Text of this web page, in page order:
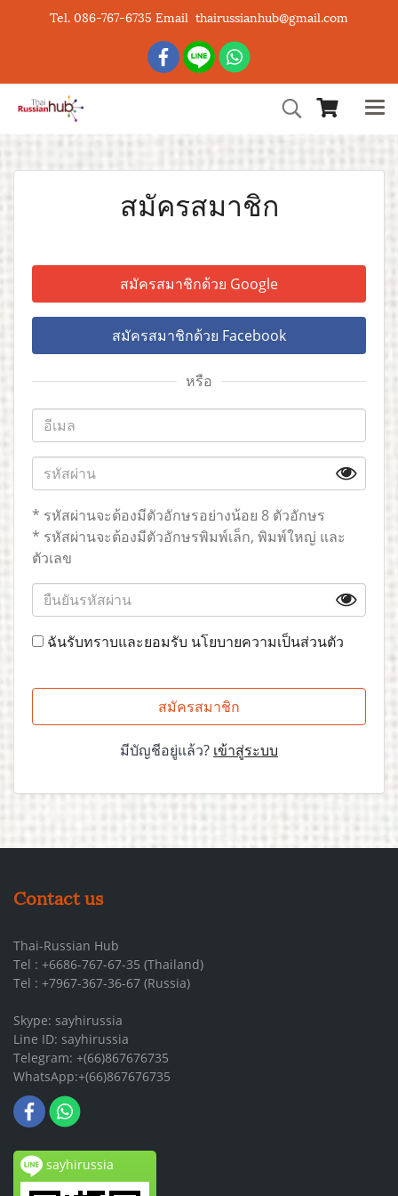
Tel. 086-767-6735 Email thairussianhub@gmail.com
สมัครสมาชิก
สมัครสมาชิกด้วย Google
สมัครสมาชิกด้วย Facebook
หรือ
* รหัสผ่านจะต้องมีตัวอักษรอย่างน้อย 8 ตัวอักษร
* รหัสผ่านจะต้องมีตัวอักษรพิมพ์เล็ก, พิมพ์ใหญ่ และ
ตัวเลข
ฉันรับทราบและยอมรับ นโยบายความเป็นส่วนตัว
สมัครสมาชิก
มีบัญชีอยู่แล้ว? เข้าสู่ระบบ
Contact us
Thai-Russian Hub
Tel : +6686-767-67-35 (Thailand)
Tel : +7967-367-36-67 (Russia)
Skype: sayhirussia
Line ID: sayhirussia
Telegram: +(66)867676735
WhatsApp:+(66)867676735
sayhirussia